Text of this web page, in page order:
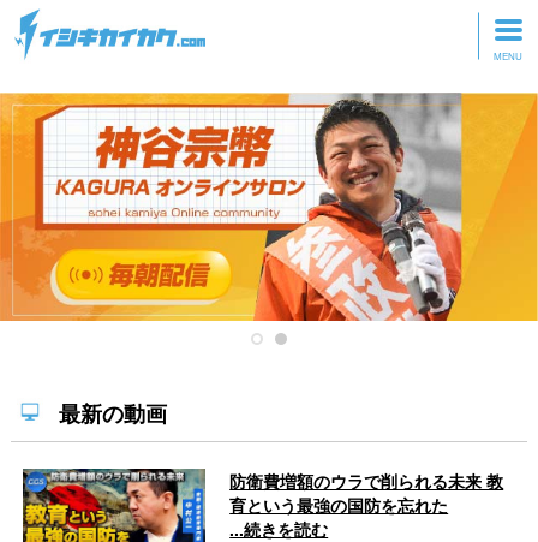
トップページ
動画を見る
記事を読む
セミナーに参加
研修・ツアーに参加
最新の動画
防衛費増額のウラで削られる未来 教
育という最強の国防を忘れた
...続きを読む